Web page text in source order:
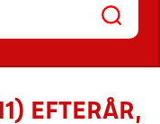
EFTERÅR,